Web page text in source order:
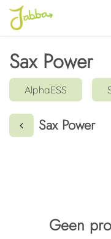
Overslaan naar inhoud
Sax Power
AlphaESS
Sax Power
Geen